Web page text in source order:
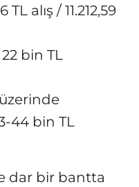
alış / 11.212,59
22 bin TL
44 bin TL
dar bir bantta